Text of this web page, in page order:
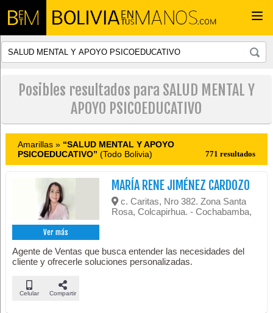
Posibles resultados para SALUD MENTAL Y
APOYO PSICOEDUCATIVO
Amarillas » “SALUD MENTAL Y APOYO
PSICOEDUCATIVO” (Todo Bolivia) 771 resultados
Ver más
MARÍA RENE JIMÉNEZ CARDOZO
c. Caritas, Nro 382. Zona Santa
Rosa, Colcapirhua. - Cochabamba,
Agente de Ventas que busca entender las necesidades del
cliente y ofrecerle soluciones personalizadas.
Celular Compartir